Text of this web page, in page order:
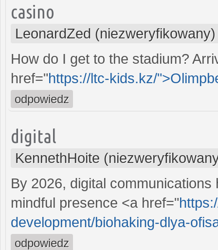
casino
LeonardZed (niezweryfikowany)
How do I get to the stadium?
href="https://ltc-kids.kz/
odpowiedz
digital
KennethHoite
By 2026, digital
mindful presence <a href="
development/biohaking-dlya-
odpowiedz